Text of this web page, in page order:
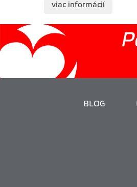
viac informácií
BLOG